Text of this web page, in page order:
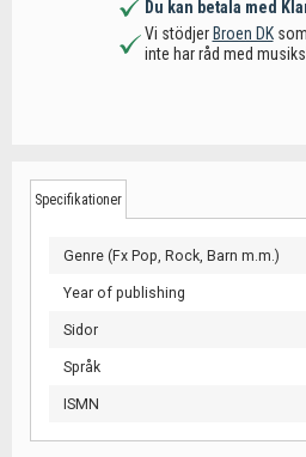
Du kan betala med
Vi stödjerBroen DK
inte har råd med
Specifikationer
Genre (Fx Pop, Rock, Barn m.m.)
Year of publishing
Sidor
Språk
ISMN